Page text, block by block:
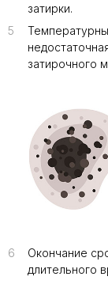
затирки.
затирочного
5
Окончание
длительного
6